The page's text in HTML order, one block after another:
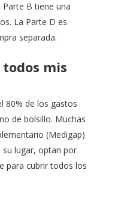
B tiene una
La Parte D es
separada.
mis
80% de los gastos
de bolsillo. Muchas
(Medigap)
su lugar, optan por
para cubrir todos los